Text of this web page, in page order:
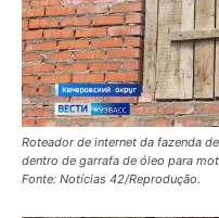
Roteador de internet da fazenda
dentro de garrafa de óleo para
Fonte: Notícias 42/Reprodução.